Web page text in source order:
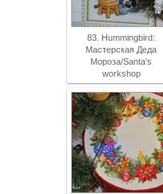
83. Hummingbird:
Мастерская Деда
Мороза/Santa's
workshop